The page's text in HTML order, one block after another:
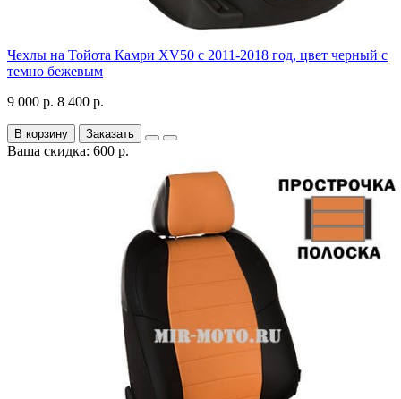
Чехлы на Тойота Камри XV50 с 2011-2018 год, цвет черный с
темно бежевым
9 000 р. 8 400 р.
В корзину Заказать
Ваша скидка: 600 р.